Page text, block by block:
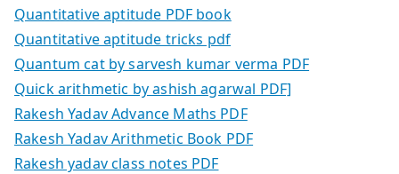
Quantitative aptitude PDF book
Quantitative aptitude tricks pdf
Quantum cat by sarvesh kumar verma PDF
Quick arithmetic by ashish agarwal PDF]
Rakesh Yadav Advance Maths PDF
Rakesh Yadav Arithmetic Book PDF
Rakesh yadav class notes PDF